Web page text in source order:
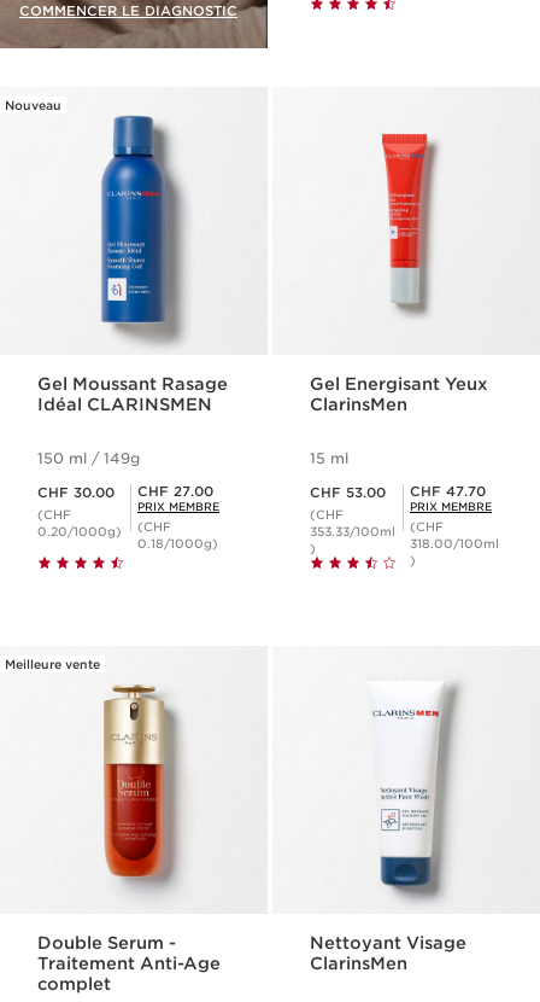
COMMENCER LE DIAGNOSTIC
Nouveau
Gel Moussant Rasage
Idéal CLARINSMEN
150 ml / 149g
CHF 30.00
(CHF
0.20/1000g)
Prix Sérénité CHF 27.00
CHF 27.00
PRIX MEMBRE
(CHF
0.18/1000g)
Gel Energisant Yeux
ClarinsMen
15 ml
CHF 53.00
(CHF
353.33/100ml
)
Prix Sérénité CHF 47.70
CHF 47.70
PRIX MEMBRE
(CHF
318.00/100ml
)
Meilleure vente
Double Serum -
Traitement Anti-Age
complet
Nettoyant Visage
ClarinsMen